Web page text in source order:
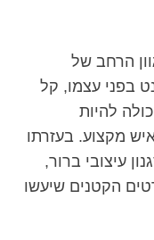
הרחב של
בפני עצמו, קל
להיות
מקצוע. בעזרתו
עיצובי ברור,
הקטנים שיעשו